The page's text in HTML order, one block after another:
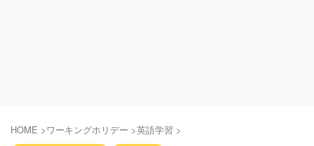
HOME >ワーキングホリデー >英語学習 >